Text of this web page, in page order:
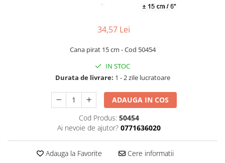
Materiale miniaturale si DIY
Materiale constructie miniaturale
Pardoseli si textile miniaturale
Decor interior miniatural
Plante si Flori miniaturale
Bauturi miniaturale
Figurine miniaturale
34,57 Lei
Cana pirat 15 cm - Cod 50454
IN STOC
Durata de livrare: 1 - 2 zile lucratoare
ADAUGA IN COS
Cod Produs: 50454
Ai nevoie de ajutor? 0771636020
Adauga la Favorite Cere informatii